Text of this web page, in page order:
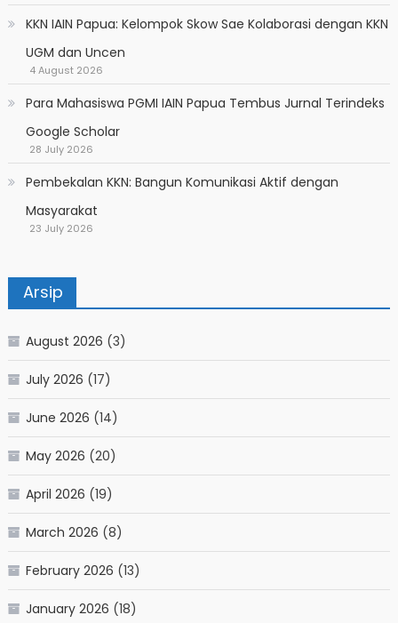
KKN IAIN Papua: Kelompok Skow Sae Kolaborasi dengan KKN
UGM dan Uncen
4 August 2026
Para Mahasiswa PGMI IAIN Papua Tembus Jurnal Terindeks
Google Scholar
28 July 2026
Pembekalan KKN: Bangun Komunikasi Aktif dengan
Masyarakat
23 July 2026
Arsip
August 2026 (3)
July 2026 (17)
June 2026 (14)
May 2026 (20)
April 2026 (19)
March 2026 (8)
February 2026 (13)
January 2026 (18)